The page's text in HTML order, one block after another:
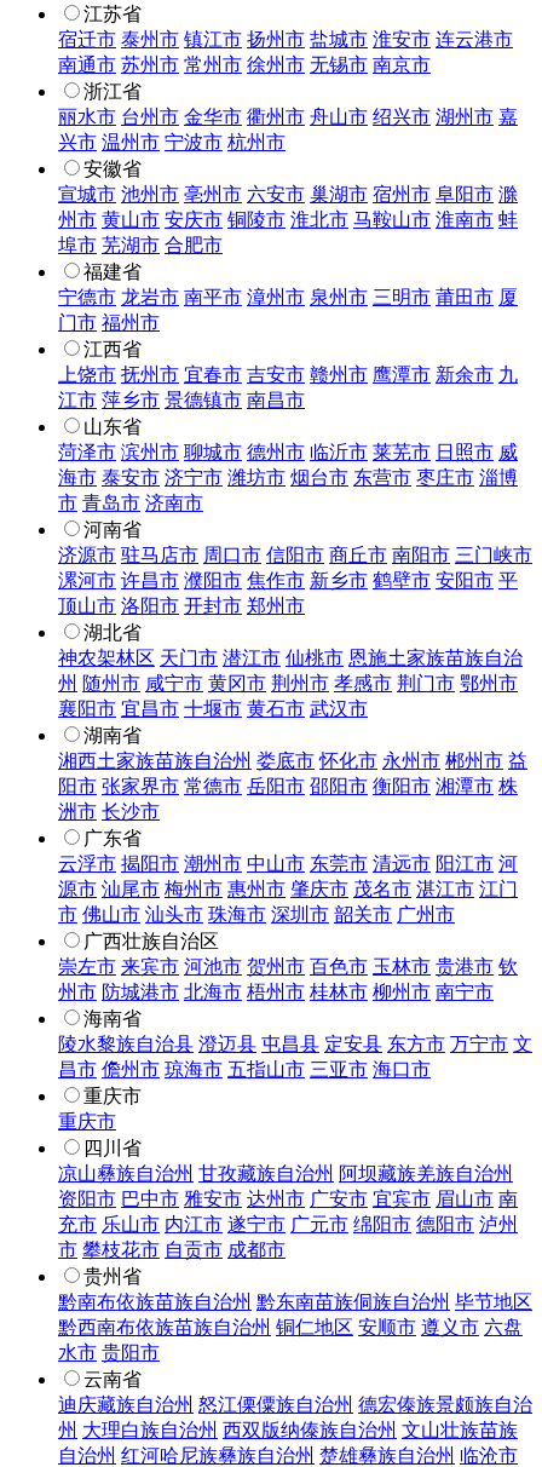
江苏省
宿迁市 泰州市 镇江市 扬州市 盐城市 淮安市 连云港市
南通市 苏州市 常州市 徐州市 无锡市 南京市
浙江省
丽水市 台州市 金华市 衢州市 舟山市 绍兴市 湖州市 嘉
兴市 温州市 宁波市 杭州市
安徽省
宣城市 池州市 亳州市 六安市 巢湖市 宿州市 阜阳市 滁
州市 黄山市 安庆市 铜陵市 淮北市 马鞍山市 淮南市 蚌
埠市 芜湖市 合肥市
福建省
宁德市 龙岩市 南平市 漳州市 泉州市 三明市 莆田市 厦
门市 福州市
江西省
上饶市 抚州市 宜春市 吉安市 赣州市 鹰潭市 新余市 九
江市 萍乡市 景德镇市 南昌市
山东省
菏泽市 滨州市 聊城市 德州市 临沂市 莱芜市 日照市 威
海市 泰安市 济宁市 潍坊市 烟台市 东营市 枣庄市 淄博
市 青岛市 济南市
河南省
济源市 驻马店市 周口市 信阳市 商丘市 南阳市 三门峡市
漯河市 许昌市 濮阳市 焦作市 新乡市 鹤壁市 安阳市 平
顶山市 洛阳市 开封市 郑州市
湖北省
神农架林区 天门市 潜江市 仙桃市 恩施土家族苗族自治
州 随州市 咸宁市 黄冈市 荆州市 孝感市 荆门市 鄂州市
襄阳市 宜昌市 十堰市 黄石市 武汉市
湖南省
湘西土家族苗族自治州 娄底市 怀化市 永州市 郴州市 益
阳市 张家界市 常德市 岳阳市 邵阳市 衡阳市 湘潭市 株
洲市 长沙市
广东省
云浮市 揭阳市 潮州市 中山市 东莞市 清远市 阳江市 河
源市 汕尾市 梅州市 惠州市 肇庆市 茂名市 湛江市 江门
市 佛山市 汕头市 珠海市 深圳市 韶关市 广州市
广西壮族自治区
崇左市 来宾市 河池市 贺州市 百色市 玉林市 贵港市 钦
州市 防城港市 北海市 梧州市 桂林市 柳州市 南宁市
海南省
陵水黎族自治县 澄迈县 屯昌县 定安县 东方市 万宁市 文
昌市 儋州市 琼海市 五指山市 三亚市 海口市
重庆市
重庆市
四川省
凉山彝族自治州 甘孜藏族自治州 阿坝藏族羌族自治州
资阳市 巴中市 雅安市 达州市 广安市 宜宾市 眉山市 南
充市 乐山市 内江市 遂宁市 广元市 绵阳市 德阳市 泸州
市 攀枝花市 自贡市 成都市
贵州省
黔南布依族苗族自治州 黔东南苗族侗族自治州 毕节地区
黔西南布依族苗族自治州 铜仁地区 安顺市 遵义市 六盘
水市 贵阳市
云南省
迪庆藏族自治州 怒江傈僳族自治州 德宏傣族景颇族自治
州 大理白族自治州 西双版纳傣族自治州 文山壮族苗族
自治州 红河哈尼族彝族自治州 楚雄彝族自治州 临沧市